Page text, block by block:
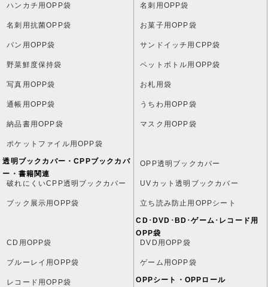
ハンカチ用OPP袋 名刺用OPP袋
名刺用抗菌OPP袋 お菓子用OPP袋
パン用OPP袋 サンドイッチ用CPP袋
野菜鮮度保持袋 ペットボトル用OPP袋
写真用OPP袋 お札用袋
通帳用OPP袋 うちわ用OPP袋
納品書用OPP袋 マスク用OPP袋
ポケットファイル用OPP袋
透明ブックカバー・CPPブックカバ
ー・書籍関連
OPP透明ブックカバー
破れにくいCPP透明ブックカバー UVカット透明ブックカバー
ブック展示用OPP袋 立ち読み防止用OPPシート
CD･DVD･BD･ゲーム･レコード用
OPP袋
CD用OPP袋
DVD用OPP袋
ブルーレイ用OPP袋 ゲーム用OPP袋
レコード用OPP袋 OPPシート・OPPロール